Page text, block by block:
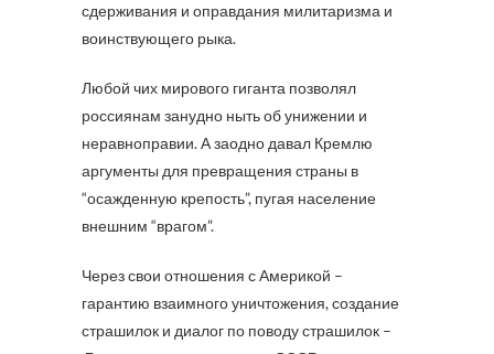
сдерживания и оправдания милитаризма и
воинствующего рыка.
Любой чих мирового гиганта позволял
россиянам занудно ныть об унижении и
неравноправии. А заодно давал Кремлю
аргументы для превращения страны в
“осажденную крепость”, пугая население
внешним “врагом”.
Через свои отношения с Америкой –
гарантию взаимного уничтожения, создание
страшилок и диалог по поводу страшилок –